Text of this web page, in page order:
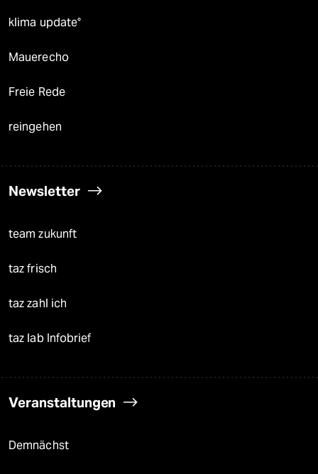
klima update°
Mauerecho
Freie Rede
reingehen
Newsletter
team zukunft
taz frisch
taz zahl ich
taz lab Infobrief
Veranstaltungen
Demnächst